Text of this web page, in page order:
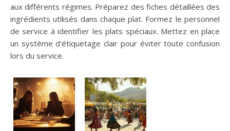
aux différents régimes. Préparez des fiches détaillées des
ingrédients utilisés dans chaque plat. Formez le personnel
de service à identifier les plats spéciaux. Mettez en place
un système d'étiquetage clair pour éviter toute confusion
lors du service.